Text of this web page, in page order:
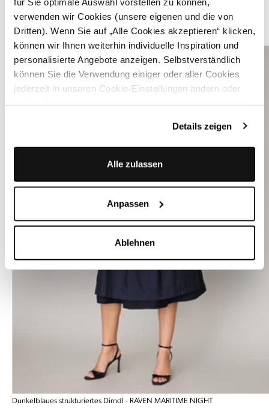
verwenden wir Cookies (unsere eigenen und die von
Dritten). Wenn Sie auf „Alle Cookies akzeptieren“ klicken,
können wir Ihnen weiterhin individuelle Inspiration und
personalisierte Angebote anzeigen. Selbstverständlich
können Sie die Verwendung einiger oder aller Cookies
jederzeit in unseren Cookie-Einstellungen ändern oder
Details zeigen
Alle zulassen
Anpassen
Ablehnen
WEITERE STYLES VON LIMBERRY
Dunkelblaues strukturiertes Dirndl - RAVEN MARITIME NIGHT